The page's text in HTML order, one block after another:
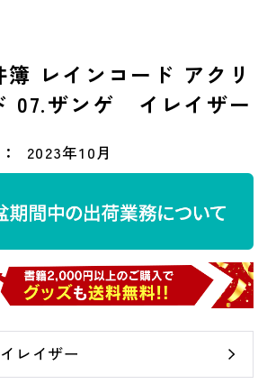
レインコード アクリ
07.ザンゲ イレイザー
2023年10月
レイザー